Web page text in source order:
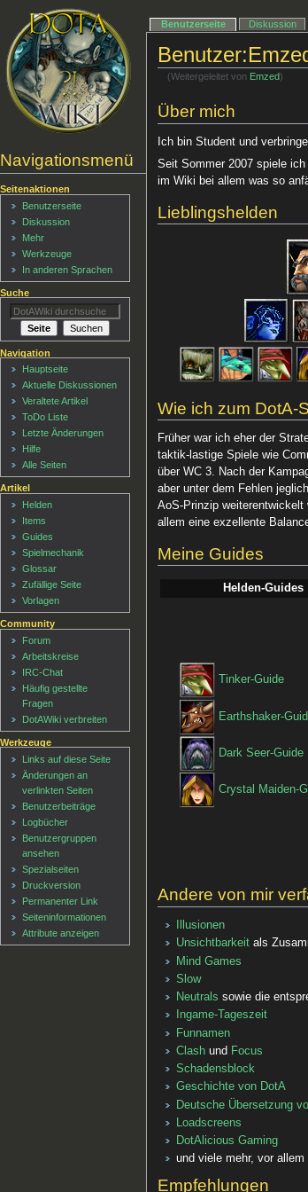
(Weitergeleitet von Emzed)
Über mich
Ich bin Student und
Seit Sommer 2007 spiele
im Wiki bei allem was so
Lieblingshelden
Wie ich zum DotA-
Früher war ich eher der
taktik-lastige Spiele wie
über WC 3. Nach der
aber unter dem Fehlen
AoS-Prinzip
allem eine exzellente
Meine Guides
Helden-Guides
Tinker-Guide
Earthshaker-
Dark Seer-Guide
Crystal Maiden-
Andere von mir
Illusionen
Unsichtbarkeitals
Mind Games
Slow
Neutrals sowie die
Ingame-Tageszeit
Funnamen
Clashund Focus
Schadensblock
Geschichte von DotA
Deutsche Übersetzung
Loadscreens
DotAlicious Gaming
und viele mehr, vor
Empfehlungen
Navigationsmenü
Benutzerseite Diskussion
Seitenaktionen
Benutzerseite
Diskussion
Mehr
Werkzeuge
In anderen Sprachen
Suche
Navigation
Hauptseite
Aktuelle Diskussionen
Veraltete Artikel
ToDo Liste
Letzte Änderungen
Hilfe
Alle Seiten
Artikel
Helden
Items
Guides
Spielmechanik
Glossar
Zufällige Seite
Vorlagen
Community
Forum
Arbeitskreise
IRC-Chat
Häufig gestellte
Fragen
DotAWiki verbreiten
Werkzeuge
Links auf diese Seite
Änderungen an
verlinkten Seiten
Benutzerbeiträge
Logbücher
Benutzergruppen
ansehen
Spezialseiten
Druckversion
Permanenter Link
Seiten­informationen
Attribute anzeigen